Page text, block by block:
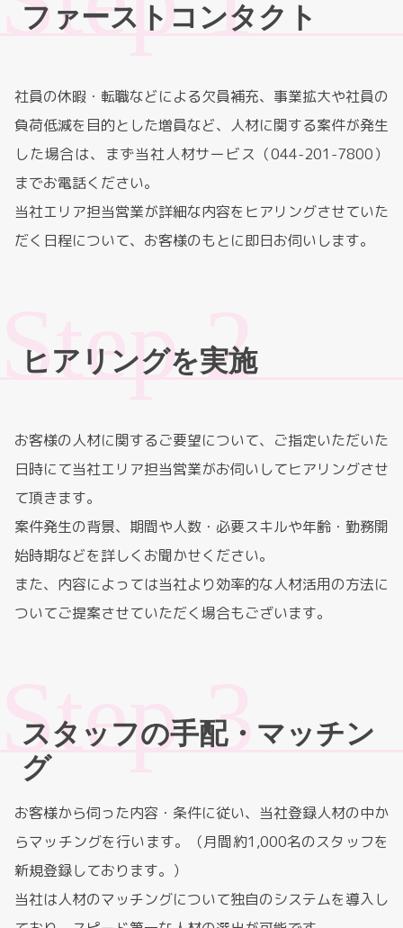
ファーストコンタクト
社員の休暇・転職などによる欠員補充、事業拡大や社員の
負荷低減を目的とした増員など、人材に関する案件が発生
した場合は、まず当社人材サービス（044-201-7800）
までお電話ください。
当社エリア担当営業が詳細な内容をヒアリングさせていた
だく日程について、お客様のもとに即日お伺いします。
ヒアリングを実施
お客様の人材に関するご要望について、ご指定いただいた
日時にて当社エリア担当営業がお伺いしてヒアリングさせ
て頂きます。
案件発生の背景、期間や人数・必要スキルや年齢・勤務開
始時期などを詳しくお聞かせください。
また、内容によっては当社より効率的な人材活用の方法に
ついてご提案させていただく場合もございます。
スタッフの手配・マッチン
グ
お客様から伺った内容・条件に従い、当社登録人材の中か
らマッチングを行います。（月間約1,000名のスタッフを
新規登録しております。）
当社は人材のマッチングについて独自のシステムを導入し